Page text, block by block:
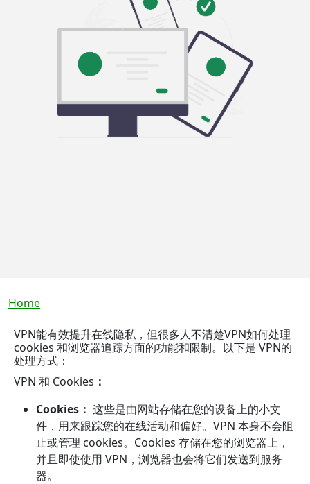
Breadcrumb
Home
VPN能有效提升在线隐私，但很多人不清楚VPN如何处理
cookies 和浏览器追踪方面的功能和限制。以下是 VPN的
处理方式：
VPN 和 Cookies ：
Cookies： 这些是由网站存储在您的设备上的小文
件，用来跟踪您的在线活动和偏好。VPN 本身不会阻
止或管理 cookies。Cookies 存储在您的浏览器上，
并且即使使用 VPN，浏览器也会将它们发送到服务
器。